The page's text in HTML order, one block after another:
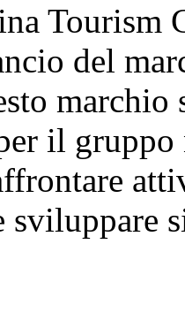
Tourism
del
marchio
il
sviluppare